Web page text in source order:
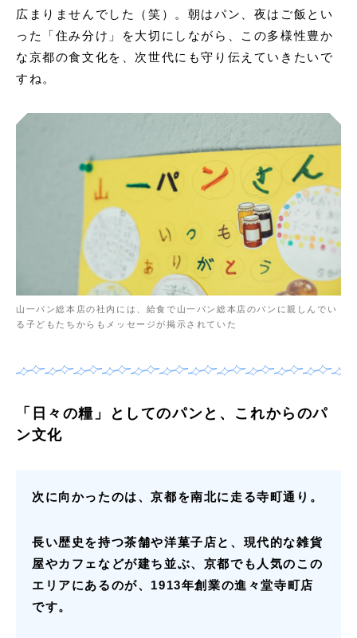
広まりませんでした（笑）。朝はパン、夜はご飯とい
った「住み分け」を大切にしながら、この多様性豊か
な京都の食文化を、次世代にも守り伝えていきたいで
すね。
山一パン総本店の社内には、給食で山一パン総本店のパンに親しんでい
る子どもたちからもメッセージが掲示されていた
「日々の糧」としてのパンと、これからのパ
ン文化
次に向かったのは、京都を南北に走る寺町通り。
長い歴史を持つ茶舗や洋菓子店と、現代的な雑貨
屋やカフェなどが建ち並ぶ、京都でも人気のこの
エリアにあるのが、1913年創業の進々堂寺町店
です。